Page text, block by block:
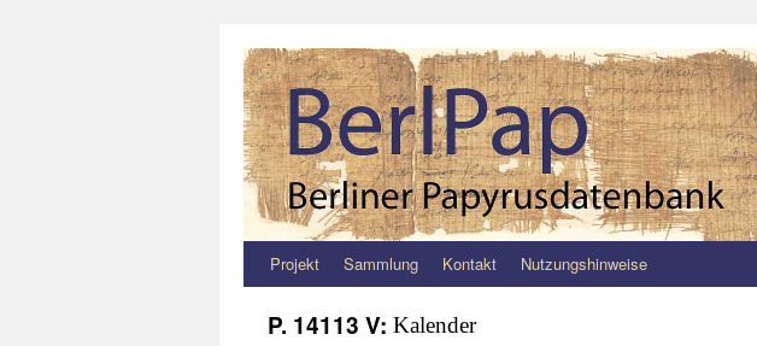
ZumProjekt Sammlung Kontakt Nutzungshinweise
P. 14113 V: Kalender